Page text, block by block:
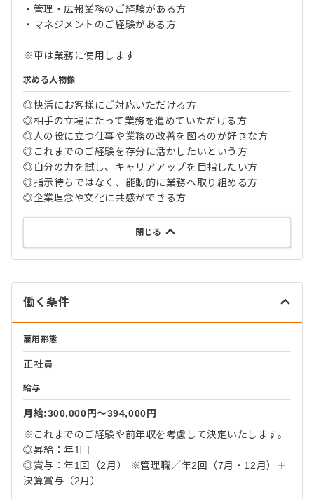
・管理・広報業務のご経験がある方
・マネジメントのご経験がある方
※車は業務に使用します
求める人物像
◎快活にお客様にご対応いただける方
◎相手の立場にたって業務を進めていただける方
◎人の役に立つ仕事や業務の改善を図るのが好きな方
◎これまでのご経験を存分に活かしたいという方
◎自分の力を試し、キャリアアップを目指したい方
◎指示待ちではなく、能動的に業務へ取り組める方
◎企業理念や文化に共感ができる方
閉じる
働く条件
雇用形態
正社員
給与
月給:300,000円〜394,000円
※これまでのご経験や前年収を考慮して決定いたします。
◎昇給：年1回
◎賞与：年1回（2月） ※管理職／年2回（7月・12月）＋
決算賞与（2月）